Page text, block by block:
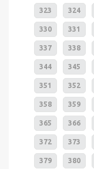
323 324
330 331
337 338
344 345
351 352
358 359
365 366
372 373
379 380